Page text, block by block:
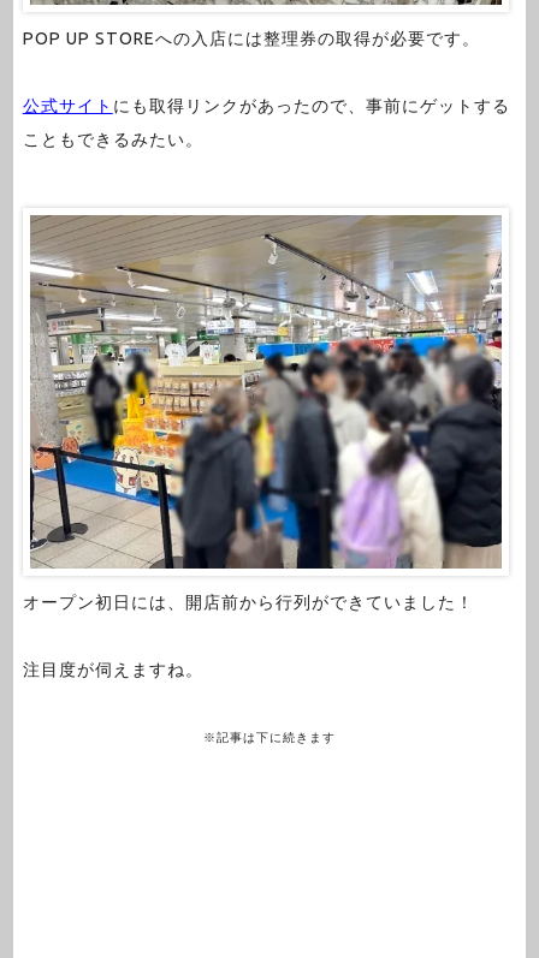
POP UP STOREへの入店には整理券の取得が必要です。
公式サイト にも取得リンクがあったので、事前にゲットする
こともできるみたい。
オープン初日には、開店前から行列ができていました！
注目度が伺えますね。
※記事は下に続きます